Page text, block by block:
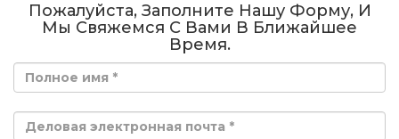
Пожалуйста, Заполните Нашу Форму, И
Мы Свяжемся С Вами В Ближайшее
Время.